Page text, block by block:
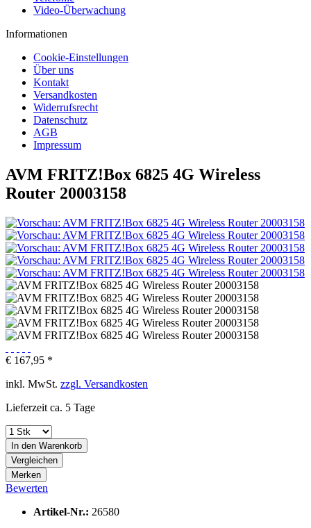
Video-Überwachung
Informationen
Cookie-Einstellungen
Über uns
Kontakt
Versandkosten
Widerrufsrecht
Datenschutz
AGB
Impressum
AVM FRITZ!Box 6825 4G Wireless
Router 20003158
€ 167,95 *
inkl. MwSt. zzgl. Versandkosten
Lieferzeit ca. 5 Tage
In den Warenkorb
Vergleichen
Merken
Bewerten
Artikel-Nr.: 26580